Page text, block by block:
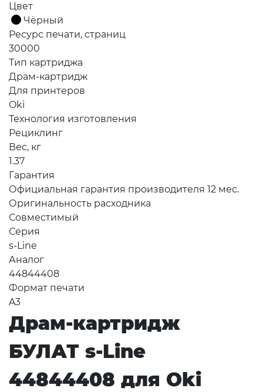
Цвет
Чёрный
Ресурс печати, страниц
30000
Тип картриджа
Драм-картридж
Для принтеров
Oki
Технология изготовления
Рециклинг
Вес, кг
1.37
Гарантия
Официальная гарантия производителя 12 мес.
Оригинальность расходника
Совместимый
Серия
s-Line
Аналог
44844408
Формат печати
A3
Драм-картридж
БУЛАТ s-Line
44844408 для Oki